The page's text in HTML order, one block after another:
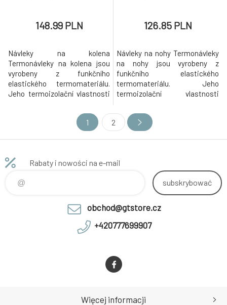
148.99 PLN
Návleky na kolena
Termonávleky na kolena jsou
vyrobeny z funkčního
elastického termomateriálu.
Jeho termoizolační vlastnosti
před chladem a zároveň
poskytují optimální prodyšnost
a kontrolu vlhkosti.
správné poloze. Termonávleky
126.85 PLN
Návleky na nohy Termonávleky
na nohy jsou vyrobeny z
funkčního elastického
termomateriálu. Jeho
termoizolační vlastnosti
před chladem a zároveň
poskytují optimální prodyšnost
a kontrolu vlhkosti.
správné poloze. Termonávleky
mají reflexní prvky pro zvýšeno
1 2
Rabaty i nowości na e-mail
subskrybować
obchod@gtstore.cz
+420777699907
Więcej informacji